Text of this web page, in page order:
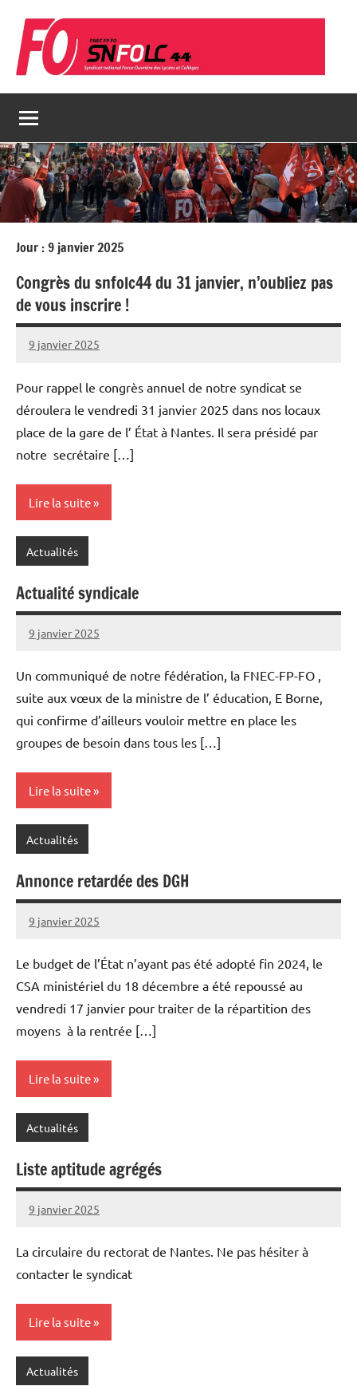
contenu
Jour :9 janvier 2025
Congrès du snfolc44 du 31 janvier, n’oubliez pas
de vous inscrire !
9 janvier 2025
admin
Pour rappel le congrès annuel de notre syndicat se
déroulera le vendredi 31 janvier 2025 dans nos locaux
place de la gare de l’ État à Nantes. Il sera présidé par
notre secrétaire […]
Lire la suite
Actualités
Actualité syndicale
9 janvier 2025
admin
Un communiqué de notre fédération, la FNEC-FP-FO ,
suite aux vœux de la ministre de l’ éducation, E Borne,
qui confirme d’ailleurs vouloir mettre en place les
groupes de besoin dans tous les […]
Lire la suite
Actualités
Annonce retardée des DGH
9 janvier 2025
admin
Le budget de l’État n’ayant pas été adopté fin 2024, le
CSA ministériel du 18 décembre a été repoussé au
vendredi 17 janvier pour traiter de la répartition des
moyens à la rentrée […]
Lire la suite
Actualités
Liste aptitude agrégés
9 janvier 2025
admin
La circulaire du rectorat de Nantes. Ne pas hésiter à
contacter le syndicat
Lire la suite
Actualités